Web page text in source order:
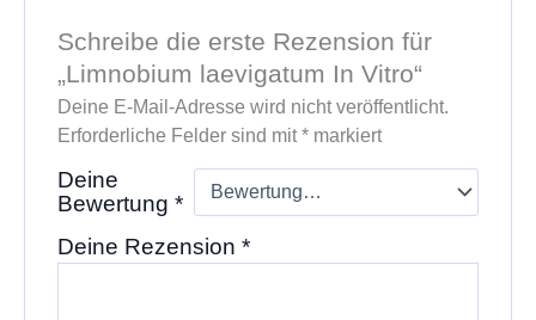
Schreibe die erste Rezension für
„Limnobium laevigatum In Vitro“
Deine E-Mail-Adresse wird nicht veröffentlicht.
Erforderliche Felder sind mit*markiert
Deine
Bewertung *
Deine Rezension *